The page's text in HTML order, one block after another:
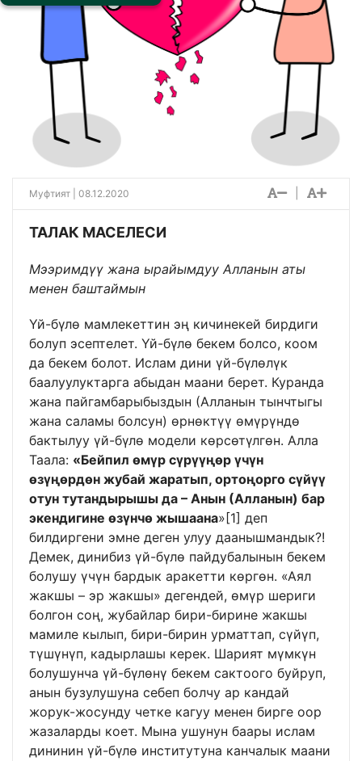
Муфтият | 08.12.2020
ТАЛАК МАСЕЛЕСИ
Мээримдүү жана ырайымдуу Алланын аты
менен баштаймын
Үй-бүлө мамлекеттин эң кичинекей бирдиги
болуп эсептелет. Үй-бүлө бекем болсо, коом
да бекем болот. Ислам дини үй-бүлөлүк
баалуулуктарга абыдан маани берет. Куранда
жана пайгамбарыбыздын (Алланын тынчтыгы
жана саламы болсун) өрнөктүү өмүрүндө
бактылуу үй-бүлө модели көрсөтүлгөн. Алла
Таала: «Бейпил өмүр сүрүүңөр үчүн
өзүңөрдөн жубай жаратып, ортоңорго сүйүү
отун тутандырышы да – Анын (Алланын) бар
экендигине өзүнчө жышаана» [1] деп
билдиргени эмне деген улуу даанышмандык?!
Демек, динибиз үй-бүлө пайдубалынын бекем
болушу үчүн бардык аракетти көргөн. «Аял
жакшы – эр жакшы» дегендей, өмүр шериги
болгон соң, жубайлар бири-бирине жакшы
мамиле кылып, бири-бирин урматтап, сүйүп,
түшүнүп, кадырлашы керек. Шарият мүмкүн
болушунча үй-бүлөнү бекем сактоого буйруп,
анын бузулушуна себеп болчу ар кандай
жорук-жосунду четке кагуу менен бирге оор
жазаларды коет. Мына ушунун баары ислам
дининин үй-бүлө институтуна канчалык маани